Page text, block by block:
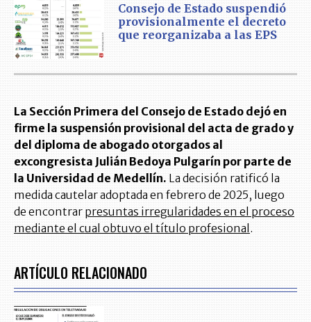
Consejo de Estado suspendió
provisionalmente el decreto
que reorganizaba a las EPS
La Sección Primera del Consejo de Estado dejó en
firme la suspensión provisional del acta de grado y
del diploma de abogado otorgados al
excongresista Julián Bedoya Pulgarín por parte de
la Universidad de Medellín. La decisión ratificó la
medida cautelar adoptada en febrero de 2025, luego
de encontrar presuntas irregularidades en el proceso
mediante el cual obtuvo el título profesional .
ARTÍCULO RELACIONADO